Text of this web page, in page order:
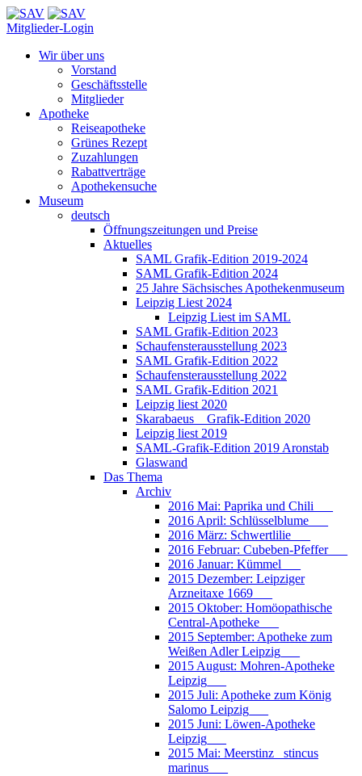
Mitglieder-Login
Wir über uns
Vorstand
Geschäftsstelle
Mitglieder
Apotheke
Reiseapotheke
Grünes Rezept
Zuzahlungen
Rabattverträge
Apothekensuche
Museum
deutsch
Öffnungszeitungen und Preise
Aktuelles
SAML Grafik-Edition 2019-2024
SAML Grafik-Edition 2024
25 Jahre Sächsisches Apothekenmuseum
Leipzig Liest 2024
Leipzig Liest im SAML
SAML Grafik-Edition 2023
Schaufensterausstellung 2023
SAML Grafik-Edition 2022
Schaufensterausstellung 2022
SAML Grafik-Edition 2021
Leipzig liest 2020
Skarabaeus _ Grafik-Edition 2020
Leipzig liest 2019
SAML-Grafik-Edition 2019 Aronstab
Glaswand
Das Thema
Archiv
2016 Mai: Paprika und Chili___
2016 April: Schlüsselblume___
2016 März: Schwertlilie___
2016 Februar: Cubeben-Pfeffer___
2016 Januar: Kümmel___
2015 Dezember: Leipziger
Arzneitaxe 1669___
2015 Oktober: Homöopathische
Central-Apotheke___
2015 September: Apotheke zum
Weißen Adler Leipzig___
2015 August: Mohren-Apotheke
Leipzig___
2015 Juli: Apotheke zum König
Salomo Leipzig___
2015 Juni: Löwen-Apotheke
Leipzig___
2015 Mai: Meerstinz_ stincus
marinus___